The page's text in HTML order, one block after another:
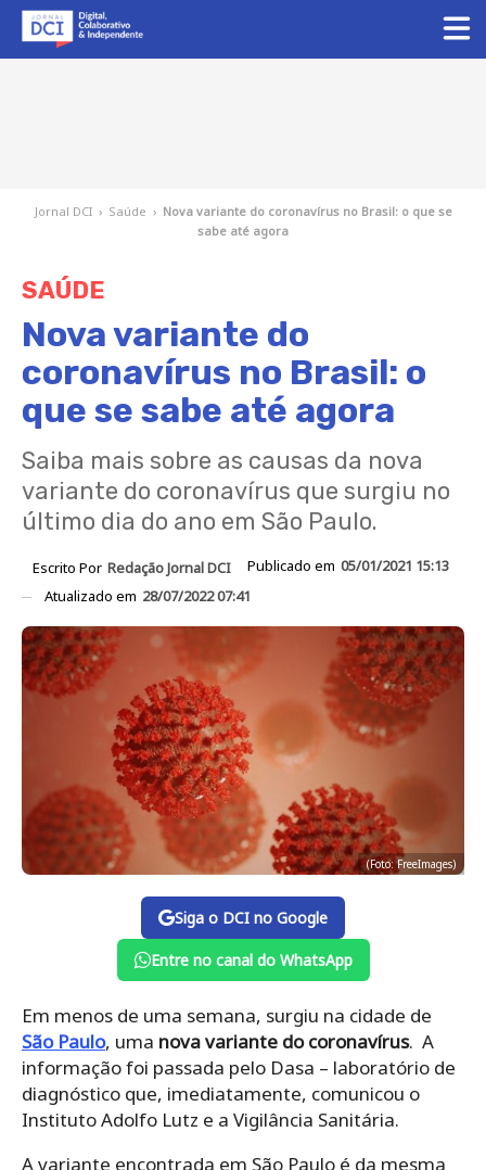
Jornal DCI › Saúde › Nova variante do coronavírus no Brasil: o que se
sabe até agora
SAÚDE
Nova variante do
coronavírus no Brasil: o
que se sabe até agora
Saiba mais sobre as causas da nova
variante do coronavírus que surgiu no
último dia do ano em São Paulo.
Escrito Por Redação Jornal DCI Publicado em 05/01/2021 15:13
Atualizado em 28/07/2022 07:41
(Foto: FreeImages)
Siga o DCI no Google
Entre no canal do WhatsApp
Em menos de uma semana, surgiu na cidade de
São Paulo, uma nova variante do coronavírus. A
informação foi passada pelo Dasa – laboratório de
diagnóstico que, imediatamente, comunicou o
Instituto Adolfo Lutz e a Vigilância Sanitária.
A variante encontrada em São Paulo é da mesma